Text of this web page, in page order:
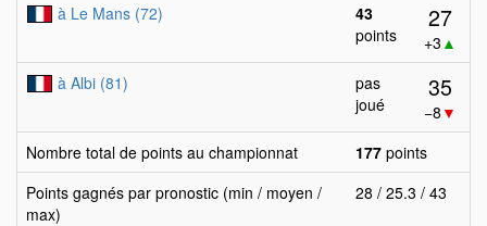
à Le Mans (72)
43
points
27
+3 ▲
à Albi (81)
pas
joué
35
−8 ▼
Nombre total de points au championnat
177 points
Points gagnés par pronostic (min / moyen /
max)
28 / 25.3 / 43